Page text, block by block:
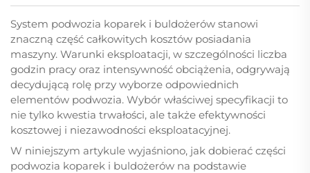
System podwozia koparek i buldożerów stanowi
znaczną część całkowitych kosztów posiadania
maszyny. Warunki eksploatacji, w szczególności liczba
godzin pracy oraz intensywność obciążenia, odgrywają
decydującą rolę przy wyborze odpowiednich
elementów podwozia. Wybór właściwej specyfikacji to
nie tylko kwestia trwałości, ale także efektywności
kosztowej i niezawodności eksploatacyjnej.
W niniejszym artykule wyjaśniono, jak dobierać części
podwozia koparek i buldożerów na podstawie